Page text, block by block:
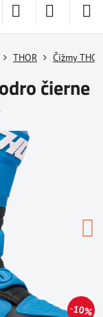
10%
THOR Čižmy THOR
čierne